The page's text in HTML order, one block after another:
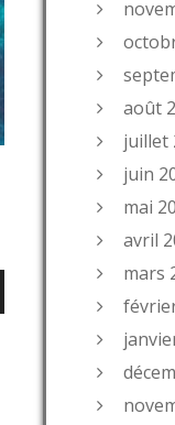
août
juillet
juin
mai
avril
mars